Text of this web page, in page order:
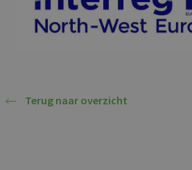
Terug naar overzicht